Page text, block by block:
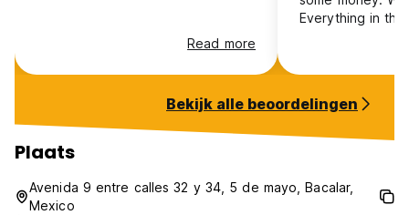
Read more
Everything in
you can’t put
buffet to the
nights. After
refunds,
understandable
Bekijk alle beoordelingen
Plaats
Avenida 9 entre calles 32 y 34, 5 de mayo, Bacalar,
Mexico